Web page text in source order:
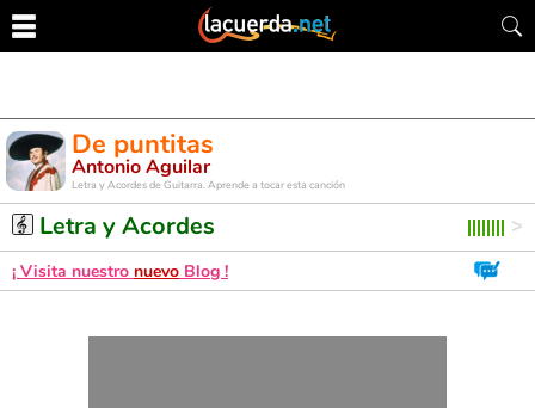
De puntitas
Antonio Aguilar
Letra y Acordes de Guitarra. Aprende a tocar esta canción
Letra y Acordes
¡ Visita nuestro nuevo Blog !